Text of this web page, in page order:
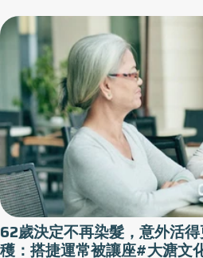
62歲決定不再染髮，意外活
穫：搭捷運常被讓座#大溏文